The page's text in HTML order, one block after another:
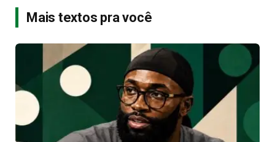
Mais textos pra você